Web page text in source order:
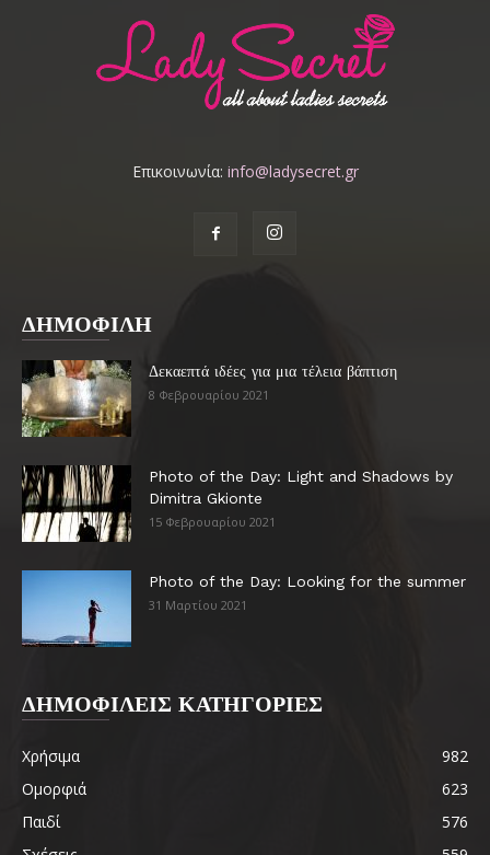
Επικοινωνία: info@ladysecret.gr
ΔΗΜΟΦΙΛΗ
Δεκαεπτά ιδέες για μια τέλεια βάπτιση
8 Φεβρουαρίου 2021
Photo of the Day: Light and Shadows by
Dimitra Gkionte
15 Φεβρουαρίου 2021
Photo of the Day: Looking for the summer
31 Μαρτίου 2021
ΔΗΜΟΦΙΛΕΙΣ ΚΑΤΗΓΟΡΙΕΣ
Χρήσιμα
982
Ομορφιά
623
Παιδί
576